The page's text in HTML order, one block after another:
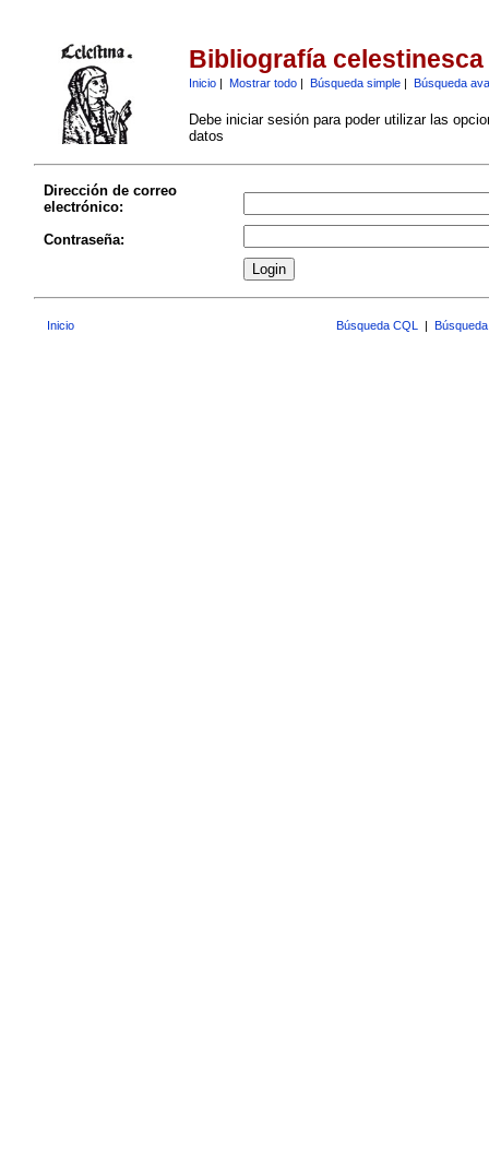
Bibliografía celestinesca
Inicio| Mostrar todo| Búsqueda simple| Búsqueda
Debe iniciar sesión para poder utilizar las
datos
Dirección de correo
electrónico:
Contraseña:
Inicio Búsqueda CQL |